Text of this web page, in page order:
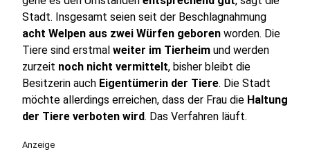
Stadt. Insgesamt seien seit der Beschlagnahmung
acht Welpen aus zwei Würfen geboren worden. Die
Tiere sind erstmal weiter im Tierheim und werden
zurzeit noch nicht vermittelt, bisher bleibt die
Besitzerin auch Eigentümerin der Tiere. Die Stadt
möchte allerdings erreichen, dass der Frau die Haltung
der Tiere verboten wird. Das Verfahren läuft.
Anzeige